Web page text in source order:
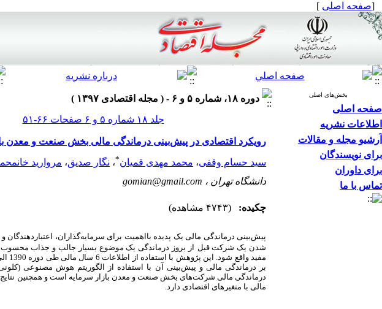
[صفحه اصلی ]
بخش‌های اصلی
صفحه اصلی
اطلاعات نشریه
آرشیو مجله و مقالات
برای نویسندگان
برای داوران
تماس با ما
دوره ۱۸، شماره ۵ و ۶ - ( مجله اقتصادی ۱۳۹۷ )
جلد ۱۸ شماره ۵ و ۶ صفحات ۶۶-۵۱
رویکرد اقتصادی در پیش‌بینی درماندگی مالی بخش صنعت و معدن
سید حسام وقفی، محمد مهدی قمیان*، نگار صدیق، مروارید
دانشگاه تهران ، gomian@gmail.com
چکیده: (۴۷۴۳ مشاهده)
پیش‌بینی درماندگی مالی یک پدیده بااهمیت برای سرمایه‌گذاران،
شدن یک شرکت قبل از بروز درماندگی یک موضوع بسیار جالب و جذاب محسوب
بر درماندگی مالی و پیش‌بینی آن با استفاده از الگوریتم هوش مصنوعی
درماندگی مالی شرکت‌های بخش صنعت و معدن بازار سرمایه است و همچنین نتایج
مالی با متغیرهای اقتصادی دارد.